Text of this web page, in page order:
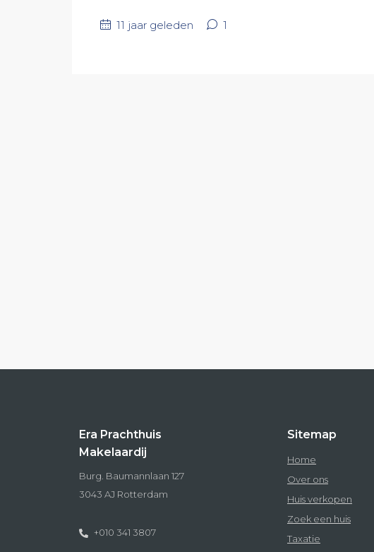
11 jaar geleden 1
Era Prachthuis
Makelaardij
Burg. Baumannlaan 127
3043 AJ Rotterdam
+010 341 3807
Sitemap
Home
Over ons
Huis verkopen
Zoek een huis
Taxatie